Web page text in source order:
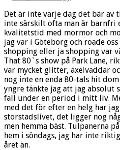
Det är inte varje dag det bär av
inte särskilt ofta man är barnfri
kvalitetstid med mormor och
jag var i Göteborg och roade
shopping eller ja shopping var
That 80`s show på Park Lane,
var mycket glitter, axelvaddar
nog inte en enda 80-tals hit
yngre tänkte jag att jag absolut
fall under en period i mitt liv.
med det för efter en helg har
storstadslivet, det ligger nog
men hemma bäst. Tulpanerna
hem i söndags, jag har inte
året än.